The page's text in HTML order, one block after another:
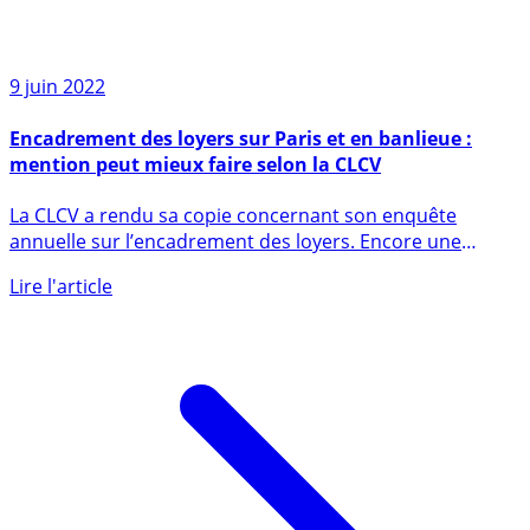
9 juin 2022
Encadrement des loyers sur Paris et en banlieue :
mention peut mieux faire selon la CLCV
annuelle sur l’encadrement des loyers. Encore une